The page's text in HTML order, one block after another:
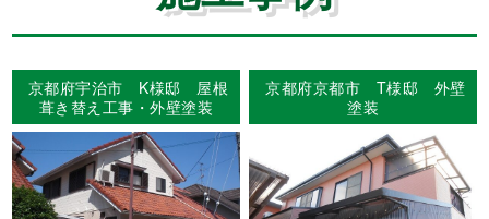
京都府宇治市 K様邸 屋根
葺き替え工事・外壁塗装
京都府京都市 T様邸 外壁
塗装